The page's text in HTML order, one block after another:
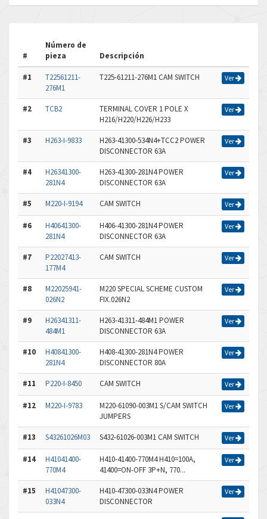
#
Número de
pieza
Descripción
#1
T22561211-
276M1
T225-61211-276M1 CAM SWITCH Ver
#2 TCB2
TERMINAL COVER 1 POLE X
H216/H220/H226/H233
Ver
#3 H263-I-9833
H263-41300-534N4+TCC2 POWER
DISCONNECTOR 63A
Ver
#4
H26341300-
281N4
H263-41300-281N4 POWER
DISCONNECTOR 63A
Ver
#5 M220-I-9194 CAM SWITCH Ver
#6
H40641300-
281N4
H406-41300-281N4 POWER
DISCONNECTOR 63A
Ver
#7
P22027413-
177M4
CAM SWITCH Ver
#8
M22025941-
026N2
M220 SPECIAL SCHEME CUSTOM
FIX.026N2
Ver
#9
H26341311-
484M1
H263-41311-484M1 POWER
DISCONNECTOR 63A
Ver
#10
H40841300-
281N4
H408-41300-281N4 POWER
DISCONNECTOR 80A
Ver
#11 P220-I-8450 CAM SWITCH Ver
#12 M220-I-9783
M220-61090-003M1 S/CAM SWITCH
JUMPERS
Ver
#13 S43261026M03 S432-61026-003M1 CAM SWITCH Ver
#14
H41041400-
770M4
H410-41400-770M4 H410=100A,
41400=ON-OFF 3P+N, 770...
Ver
#15
H41047300-
033N4
H410-47300-033N4 POWER
DISCONNECTOR
Ver